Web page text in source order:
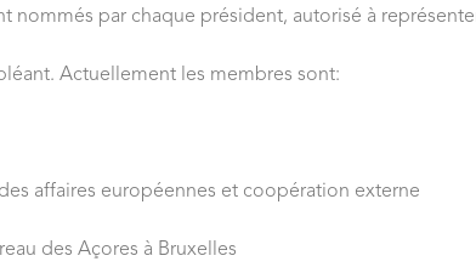
nommés par chaque président, autorisé à
Actuellement les membres sont:
affaires européennes et coopération externe
des Açores à Bruxelles